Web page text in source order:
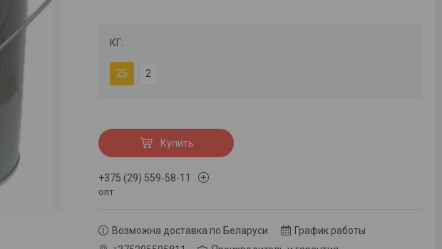
КГ:
25 2
Купить
+375 (29) 559-58-11
опт
Возможна доставка по Беларуси
График работы